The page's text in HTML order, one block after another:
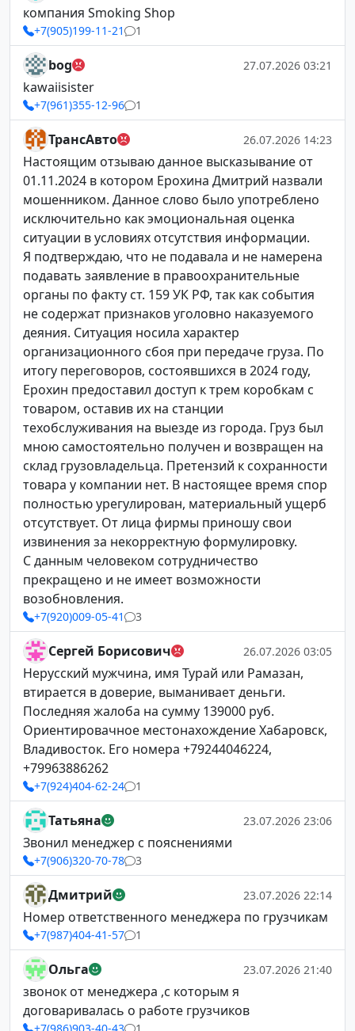
компания Smoking Shop
+7(905)199-11-21 1
bog 27.07.2026 03:21
kawaiisister
+7(961)355-12-96 1
ТрансАвто 26.07.2026 14:23
Настоящим отзываю данное высказывание от
01.11.2024 в котором Ерохина Дмитрий назвали
мошенником. Данное слово было употреблено
исключительно как эмоциональная оценка
ситуации в условиях отсутствия информации.
Я подтверждаю, что не подавала и не намерена
подавать заявление в правоохранительные
органы по факту ст. 159 УК РФ, так как события
не содержат признаков уголовно наказуемого
деяния. Ситуация носила характер
организационного сбоя при передаче груза. По
итогу переговоров, состоявшихся в 2024 году,
Ерохин предоставил доступ к трем коробкам с
товаром, оставив их на станции
техобслуживания на выезде из города. Груз был
мною самостоятельно получен и возвращен на
склад грузовладельца. Претензий к сохранности
товара у компании нет. В настоящее время спор
полностью урегулирован, материальный ущерб
отсутствует. От лица фирмы приношу свои
извинения за некорректную формулировку.
С данным человеком сотрудничество
прекращено и не имеет возможности
возобновления.
+7(920)009-05-41 3
Сергей Борисович 26.07.2026 03:05
Нерусский мужчина, имя Турай или Рамазан,
втирается в доверие, выманивает деньги.
Последняя жалоба на сумму 139000 руб.
Ориентировачное местонахождение Хабаровск,
Владивосток. Его номера +79244046224,
+79963886262
+7(924)404-62-24 1
Татьяна 23.07.2026 23:06
Звонил менеджер с пояснениями
+7(906)320-70-78 3
Дмитрий 23.07.2026 22:14
Номер ответственного менеджера по грузчикам
+7(987)404-41-57 1
Ольга 23.07.2026 21:40
звонок от менеджера ,с которым я
договаривалась о работе грузчиков